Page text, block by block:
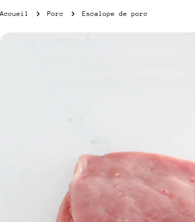
Accueil Porc Escalope de porc
Passer